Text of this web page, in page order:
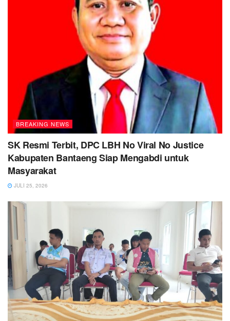
BREAKING NEWS
SK Resmi Terbit, DPC LBH No Viral No Justice
Kabupaten Bantaeng Siap Mengabdi untuk
Masyarakat
JULI 25, 2026